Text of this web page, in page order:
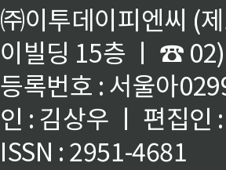
㈜이투데이피엔씨 (
이빌딩 15층 ㅣ ☎
등록번호 : 서울아
인 : 김상우 ㅣ 편집인
ISSN : 2951-4681